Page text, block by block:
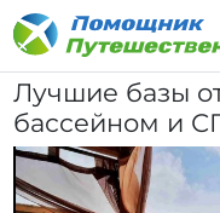
Лучшие базы
бассейном и